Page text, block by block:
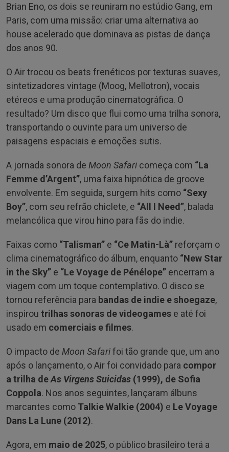
Brian Eno, os dois se reuniram no estúdio Gang, em
Paris, com uma missão: criar uma alternativa ao
house acelerado que dominava as pistas de dança
dos anos 90.
O Air trocou os beats frenéticos por texturas suaves,
sintetizadores vintage (Moog, Mellotron), vocais
etéreos e uma produção cinematográfica. O
resultado? Um disco que flui como uma trilha sonora,
transportando o ouvinte para um universo de
paisagens espaciais e emoções sutis.
A jornada sonora de Moon Safari começa com “La
Femme d’Argent”, uma faixa hipnótica de groove
envolvente. Em seguida, surgem hits como “Sexy
Boy”, com seu refrão chiclete, e “All I Need”, balada
melancólica que virou hino para fãs do indie.
Faixas como “Talisman” e “Ce Matin-Là” reforçam o
clima cinematográfico do álbum, enquanto “New Star
in the Sky” e “Le Voyage de Pénélope” encerram a
viagem com um toque contemplativo. O disco se
tornou referência para bandas de indie e shoegaze,
inspirou trilhas sonoras de videogames e até foi
usado em comerciais e filmes.
O impacto de Moon Safarifoi tão grande que, um ano
após o lançamento, o Air foi convidado para compor
a trilha deAs Virgens Suicidas (1999), de Sofia
Coppola. Nos anos seguintes, lançaram álbuns
marcantes como Talkie Walkie (2004) e Le Voyage
Dans La Lune (2012).
Agora, em maio de 2025, o público brasileiro terá a